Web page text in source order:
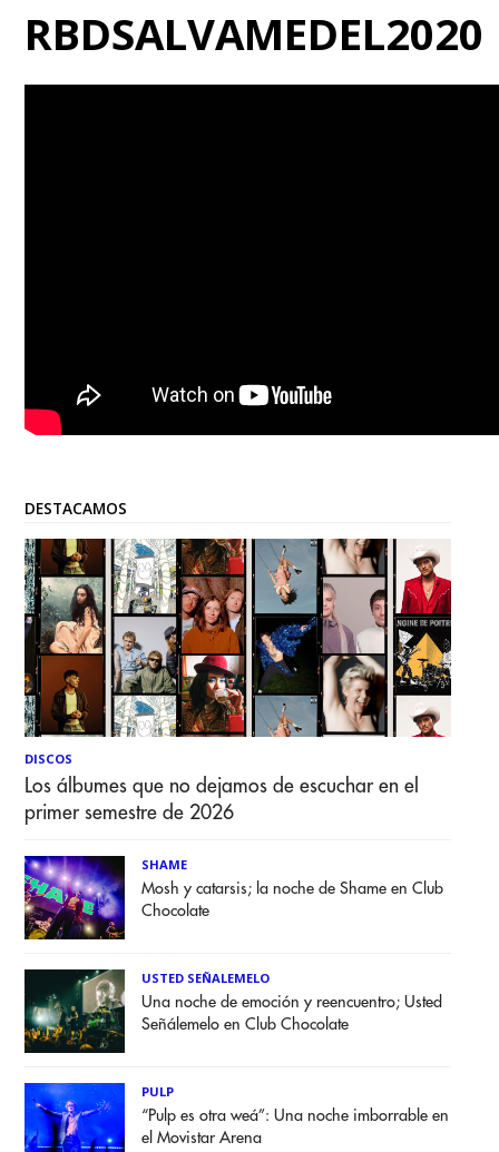
RBDSALVAMEDEL2020
DESTACAMOS
DISCOS
Los álbumes que no dejamos de escuchar en el
primer semestre de 2026
SHAME
Mosh y catarsis; la noche de Shame en Club
Chocolate
USTED SEÑALEMELO
Una noche de emoción y reencuentro; Usted
Señálemelo en Club Chocolate
PULP
“Pulp es otra weá”: Una noche imborrable en
el Movistar Arena